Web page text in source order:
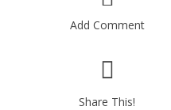
Add Comment
Share This!